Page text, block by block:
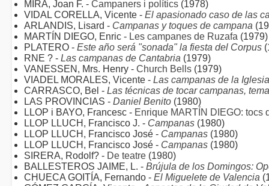
MIRA, Joan F. - Campaners i polítics (1978)
VIDAL CORELLA, Vicente - El apasionado caso de las
ARLANDIS, Lisard - Campanas y toques de campana
MARTÍN DIEGO, Enric - Les campanes de Ruzafa (1979)
PLATERO - Este año será "sonada" la fiesta del Corpus
RNE ? - Las campanas de Cantabria (1979)
VANESSEN, Mrs. Henry - Church Bells (1979)
VIADEL MORALES, Vicente - Las campanas de la
CARRASCO, Bel - Las técnicas de tocar campanas,
LAS PROVINCIAS - Daniel Benito (1980)
LLOP i BAYO, Francesc - Enrique MARTÍN DIEGO: tocs
LLOP LLUCH, Francisco J. - Campanas (1980)
LLOP LLUCH, Francisco José - Campanas (1980)
LLOP LLUCH, Francisco José - Campanas (1980)
SIRERA, Rodolf? - De teatre (1980)
BALLESTEROS JAIME, L. - Brújula de los Domingos:
CHUECA GOITÍA, Fernando - El Miguelete de Valencia